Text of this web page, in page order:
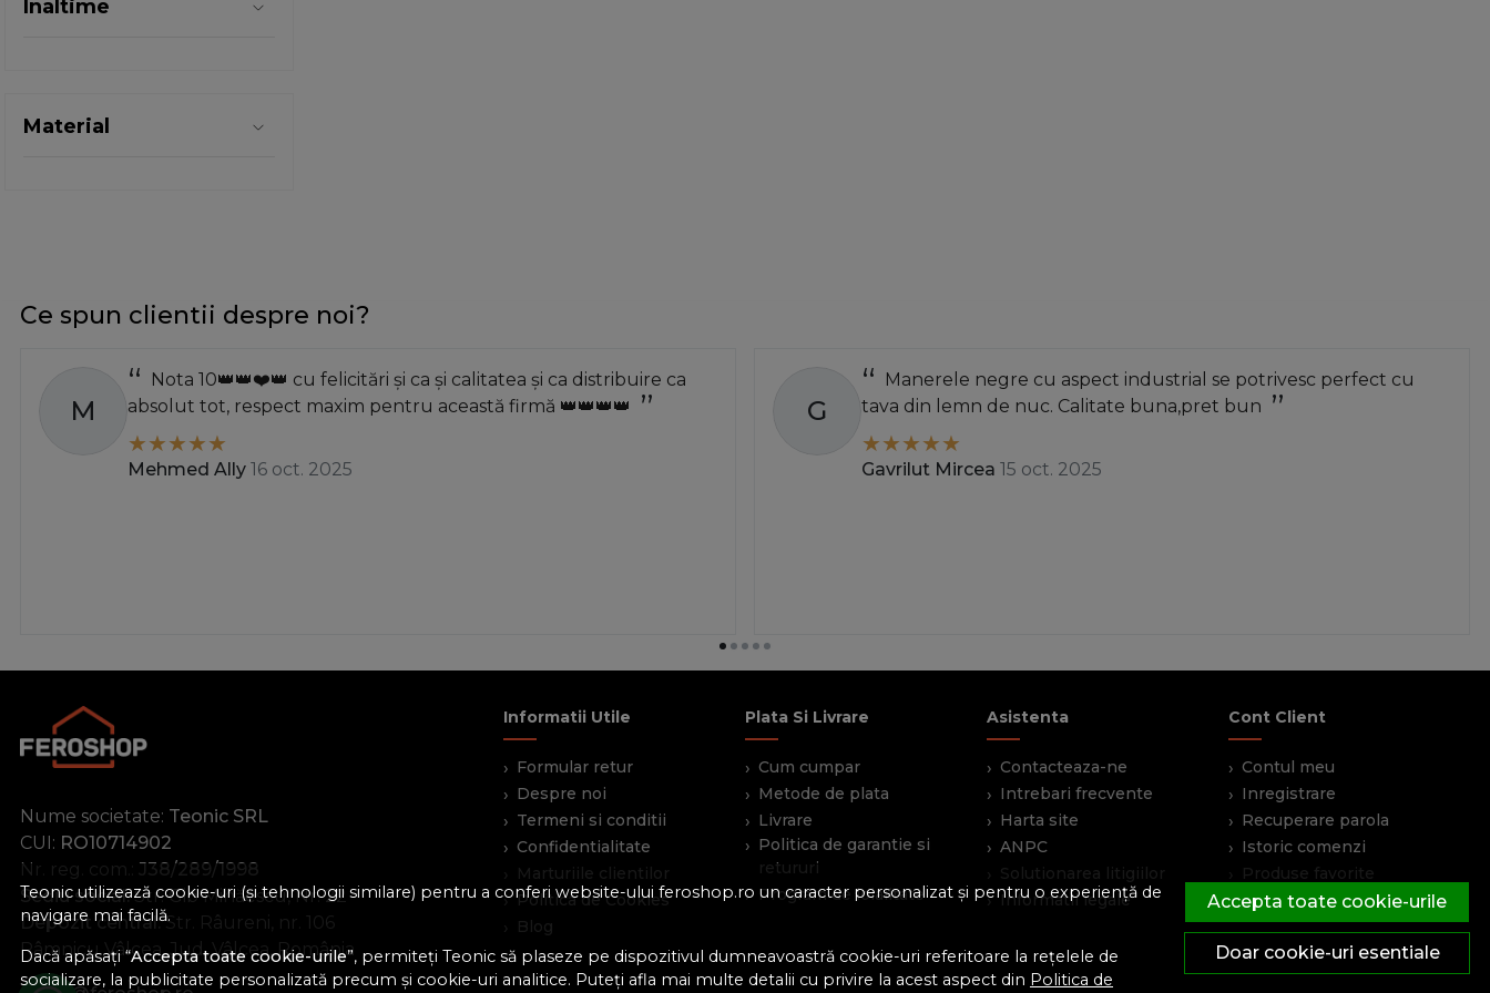
argint metalic
cires
crom satinat
insertie portelan
insertie portelan bej
par
portelan
Inaltime
Material
Teonic utilizează cookie-uri (și tehnologii similare) pentru a conferi website-ului feroshop.ro un caracter personalizat și pentru o experiență de
navigare mai facilă.
Dacă apăsați “Accepta toate cookie-urile”, permiteți Teonic să plaseze pe dispozitivul dumneavoastră cookie-uri referitoare la rețelele de
socializare, la publicitate personalizată precum și cookie-uri analitice. Puteți afla mai multe detalii cu privire la acest aspect din Politica de
Accepta toate cookie-urile
Doar cookie-uri esentiale
Ce spun clientii despre noi?
M
Nota 10👑👑❤️👑 cu felicitări și ca și calitatea și ca distribuire ca
absolut tot, respect maxim pentru această firmă 👑👑👑👑
Mehmed Ally 16 oct. 2025
G
Manerele negre cu aspect industrial se potrivesc perfect cu
tava din lemn de nuc. Calitate buna,pret bun
Gavrilut Mircea 15 oct. 2025
Nume societate: Teonic SRL
CUI: RO10714902
Nr. reg. com.: J38/289/1998
Sediu social:Str. Gib Mihăescu, Nr. 22
Depozit central:Str. Râureni, nr. 106
Râmnicu Vâlcea, Jud. Vâlcea, România
Informatii Utile
Formular retur
Despre noi
Termeni si conditii
Confidentialitate
Marturiile clientilor
Politica de Cookies
Blog
Plata Si Livrare
Cum cumpar
Metode de plata
Livrare
Politica de garantie si
retururi
Program de loialitate
Asistenta
Contacteaza-ne
Intrebari frecvente
Harta site
ANPC
Solutionarea litigiilor
Informatii legale
Cont Client
Contul meu
Inregistrare
Recuperare parola
Istoric comenzi
Produse favorite
Devino partener